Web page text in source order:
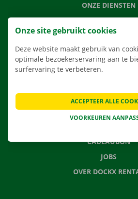
ONZE DIENSTEN
LOCATIES
APP
CONTACTEER
VEELGESTELDE
CADEAUBON
JOBS
OVER DOCKX
Onze site gebruikt cookies
Deze website maakt gebruik van
optimale bezoekerservaring aan te
surfervaring te verbeteren.
VOORKEUREN
ACCEPTEER ALLE